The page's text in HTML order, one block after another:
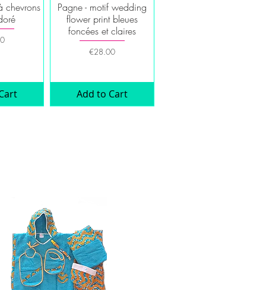
chevrons
Quick View
Pagne - motif wedding
flower print bleues
foncées et claires
Price
€28.00
Add to Cart